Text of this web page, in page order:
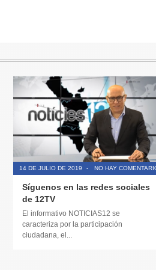
14 DE JULIO DE 2019 - NO HAY
Síguenos en las redes sociales
de 12TV
El informativo NOTICIAS12 se
caracteriza por la participación
ciudadana, el...